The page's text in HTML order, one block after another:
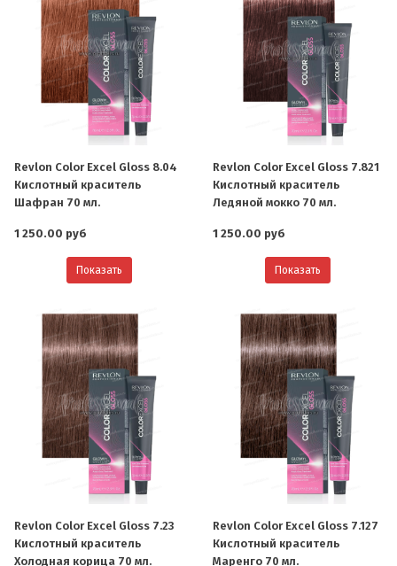
Revlon Color Excel Gloss 8.04
Кислотный краситель
Шафран 70 мл.
1 250.00 руб
Показать
Revlon Color Excel Gloss 7.821
Кислотный краситель
Ледяной мокко 70 мл.
1 250.00 руб
Показать
Revlon Color Excel Gloss 7.23
Кислотный краситель
Холодная корица 70 мл.
Revlon Color Excel Gloss 7.127
Кислотный краситель
Маренго 70 мл.